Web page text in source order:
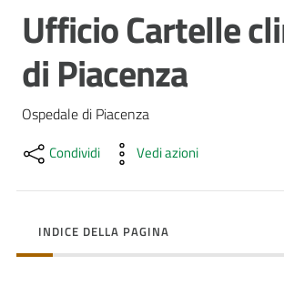
Prestazioni
e
percorsi
di
cura
Come
Salta al contenuto
Ufficio Cartelle
di Piacenza
Ospedale di Piacenza
Condividi Vedi azioni
INDICE DELLA PAGINA